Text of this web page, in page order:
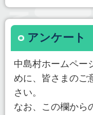
アンケート
中島村ホームペー
めに、皆さまのご
さい。
なお、この欄から